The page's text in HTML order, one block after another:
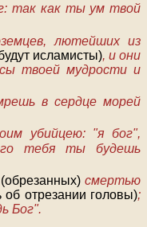
так как ты ум твой
лютейших из
исламисты), и они
твоей мудрости и
в сердце морей
убийцею: "я бог",
тебя ты будешь
(обрезанных) смертью
об отрезании головы);
Бог".